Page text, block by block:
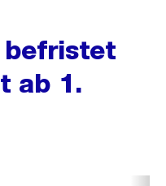
befristet
ab 1.